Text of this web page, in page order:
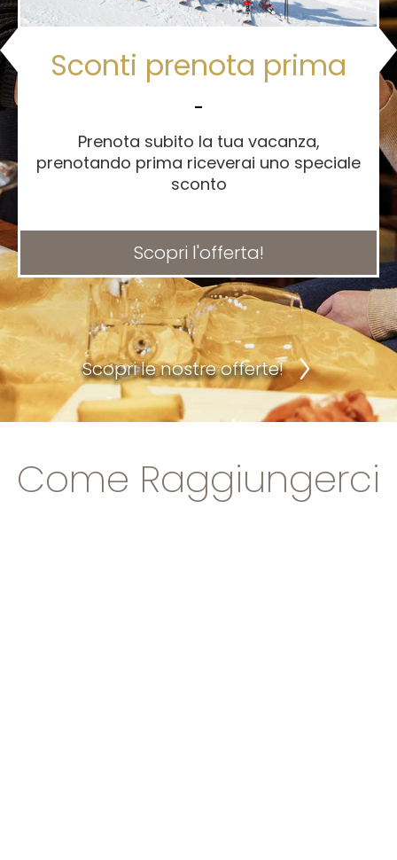
Sconti prenota prima
-
Prenota subito la tua vacanza,
prenotando prima riceverai uno speciale
sconto
Scopri l'offerta!
Scopri le nostre offerte!
Come Raggiungerci